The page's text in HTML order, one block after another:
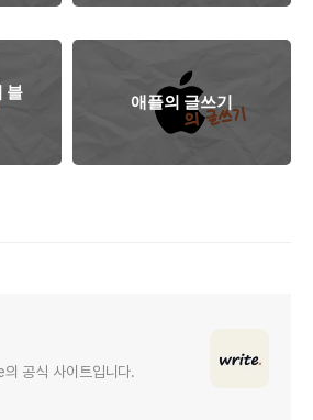
블
애플의 글쓰기
공식 사이트입니다.